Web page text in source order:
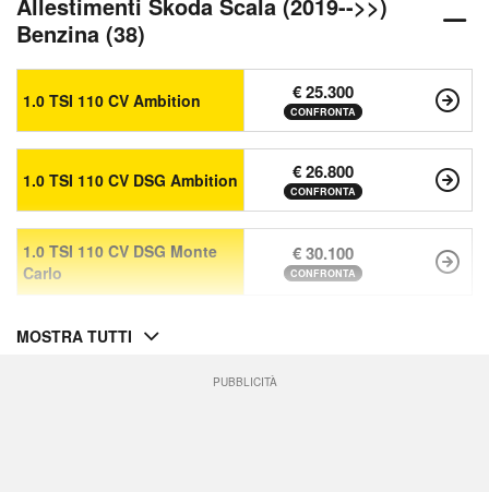
Allestimenti Skoda Scala (2019-->>)
Benzina (38)
1.0 TSI 110 CV Ambition € 25.300
CONFRONTA
1.0 TSI 110 CV DSG Ambition € 26.800
CONFRONTA
1.0 TSI 110 CV DSG Monte
Carlo
€ 30.100
CONFRONTA
MOSTRA TUTTI
PUBBLICITÀ